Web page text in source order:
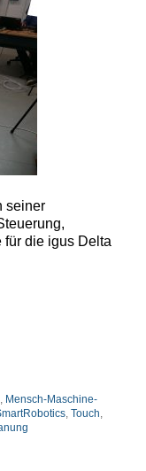
seiner
für die igus Delta
, Mensch-Maschine-
,Touch,